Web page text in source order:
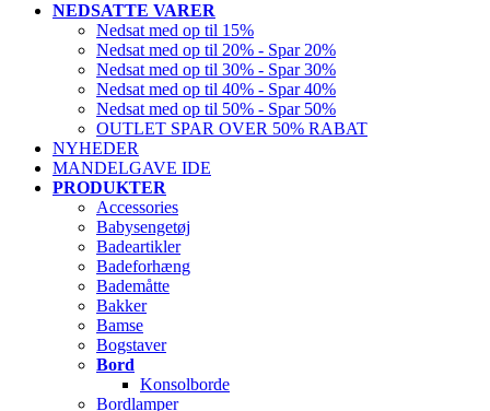
NEDSATTE VARER
Nedsat med op til 15%
Nedsat med op til 20% - Spar 20%
Nedsat med op til 30% - Spar 30%
Nedsat med op til 40% - Spar 40%
Nedsat med op til 50% - Spar 50%
OUTLET SPAR OVER 50% RABAT
NYHEDER
MANDELGAVE IDE
PRODUKTER
Accessories
Babysengetøj
Badeartikler
Badeforhæng
Bademåtte
Bakker
Bamse
Bogstaver
Bord
Konsolborde
Bordlamper